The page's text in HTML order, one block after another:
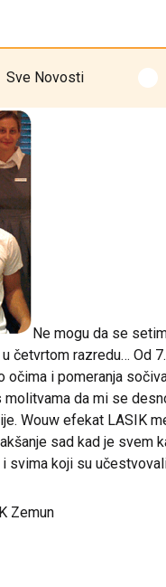
Sve Novosti
Ne mogu da se
četvrtom razredu… Od
očima i pomeranja
molitvama da mi se
Wouw efekat LASIK
sad kad je svem
svima koji su
Zemun